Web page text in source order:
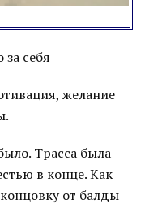
себя
желание
Трасса была
в конце. Как
от балды